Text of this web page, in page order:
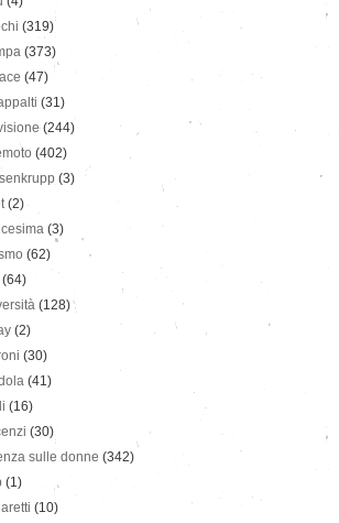
(319)
(373)
(47)
(31)
(244)
(402)
(3)
(2)
(3)
(62)
(64)
(128)
(2)
(30)
(41)
(16)
(30)
sulle donne (342)
(1)
(10)